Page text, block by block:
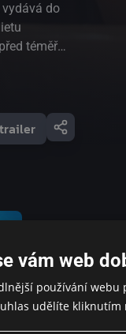
do
téměř
– vany
v Dělové
právě od
z minulosti.
nebezpečí?
než aby
doktorovi na
vám web
používání webu
udělíte kliknutím